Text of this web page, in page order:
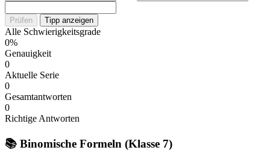
Prüfen Tipp anzeigen
Alle Schwierigkeitsgrade
0%
Genauigkeit
0
Aktuelle Serie
0
Gesamtantworten
0
Richtige Antworten
📚 Binomische Formeln (Klasse 7)